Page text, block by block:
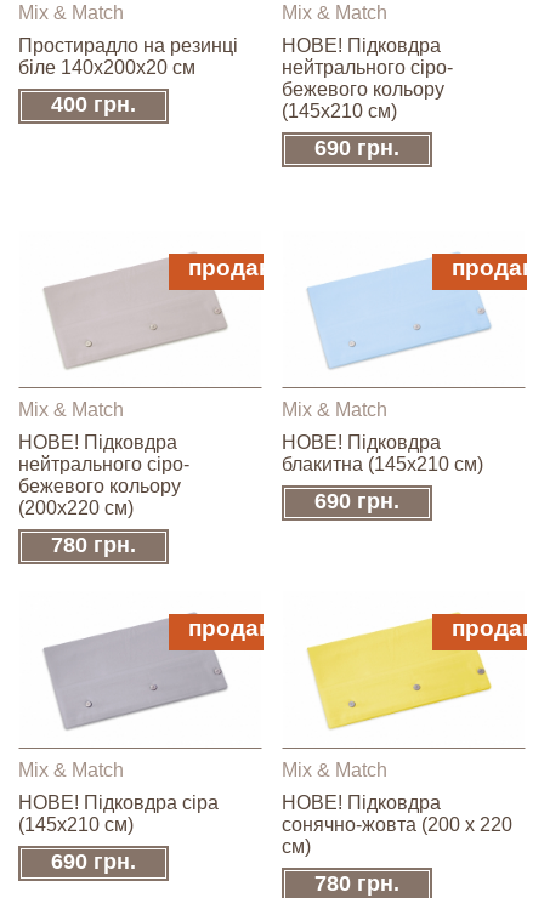
Mix & Match
Простирадло на резинці
біле 140х200х20 см
400 грн.
Mix & Match
НОВЕ! Підковдра
нейтрального сіро-
бежевого кольору
(145х210 см)
690 грн.
Mix & Match
НОВЕ! Підковдра
нейтрального сіро-
бежевого кольору
(200х220 см)
780 грн.
продано
Mix & Match
НОВЕ! Підковдра
блакитна (145х210 см)
690 грн.
Mix & Match
НОВЕ! Підковдра сіра
(145х210 см)
690 грн.
продано
Mix & Match
НОВЕ! Підковдра
сонячно-жовта (200 х 220
см)
780 грн.